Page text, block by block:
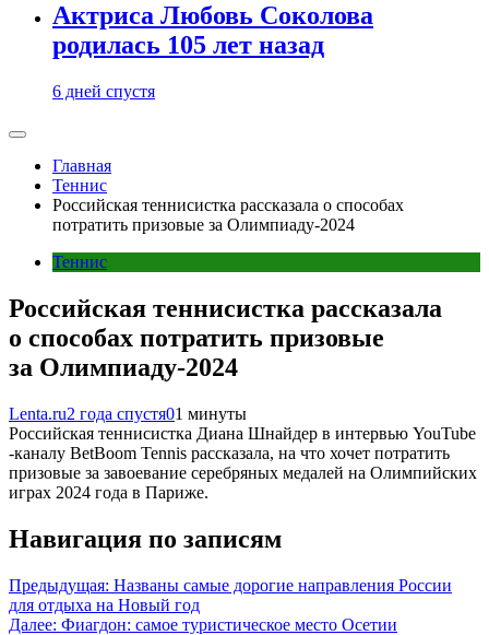
Актриса Любовь Соколова
родилась 105 лет назад
6 дней спустя
Главная
Теннис
Российская теннисистка рассказала о способах
потратить призовые за Олимпиаду-2024
Теннис
Российская теннисистка рассказала
о способах потратить призовые
за Олимпиаду-2024
Lenta.ru2 года спустя01 минуты
Российская теннисистка Диана Шнайдер в интервью YouTube
-каналу BetBoom Tennis рассказала, на что хочет потратить
призовые за завоевание серебряных медалей на Олимпийских
играх 2024 года в Париже.
Навигация по записям
Предыдущая: Названы самые дорогие направления России
для отдыха на Новый год
Далее: Фиагдон: самое туристическое место Осетии